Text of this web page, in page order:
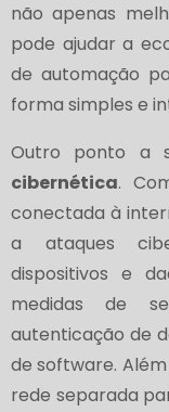
não apenas
pode ajudar a
de automação
forma simples e
Outro ponto a
cibernética.
conectada à
a ataques
dispositivos e
medidas de
autenticação de
de software.
rede separada